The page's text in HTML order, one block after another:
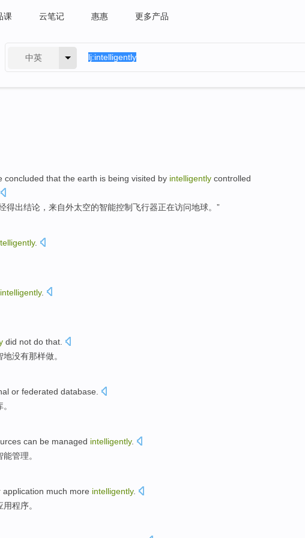
课 云笔记 惠惠 更多产品
中英
concluded that the earth is being visited by intelligently controlled
得出结论 ， 来自外太空的智能控制飞行器正在访问地球。”
.
intelligently.
did not do that.
地没有那样做。
or federated database
。
can be managed intelligently.
能管理。
application much more intelligently.
用程序。